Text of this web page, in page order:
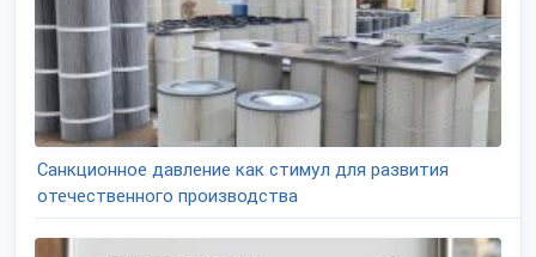
Санкционное давление как стимул для развития
отечественного производства